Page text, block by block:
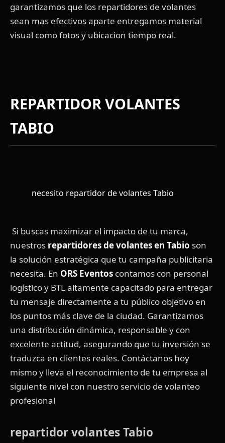
garantizamos que los repartidores de volantes
sean mas efectivos aparte entregamos material
visual como fotos y ubicacion tiempo real.
REPARTIDOR VOLANTES
TABIO
necesito repartidor de volantes Tabio
Si buscas maximizar el impacto de tu marca,
nuestros repartidores de volantes en Tabio son
la solución estratégica que tu campaña publicitaria
necesita. En ORS Eventos contamos con personal
logístico y BTL altamente capacitado para entregar
tu mensaje directamente a tu público objetivo en
los puntos más clave de la ciudad. Garantizamos
una distribución dinámica, responsable y con
excelente actitud, asegurando que tu inversión se
traduzca en clientes reales. Contáctanos hoy
mismo y lleva el reconocimiento de tu empresa al
siguiente nivel con nuestro servicio de volanteo
profesional
repartidor volantes Tabio